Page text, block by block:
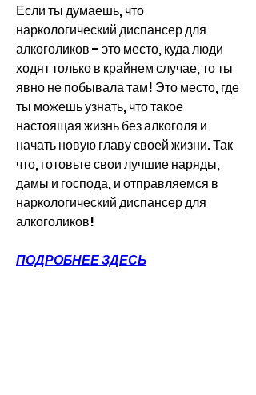
Если ты думаешь, что
наркологический диспансер для
алкоголиков - это место, куда люди
ходят только в крайнем случае, то ты
явно не побывала там! Это место, где
ты можешь узнать, что такое
настоящая жизнь без алкоголя и
начать новую главу своей жизни. Так
что, готовьте свои лучшие наряды,
дамы и господа, и отправляемся в
наркологический диспансер для
алкоголиков!
ПОДРОБНЕЕ ЗДЕСЬ